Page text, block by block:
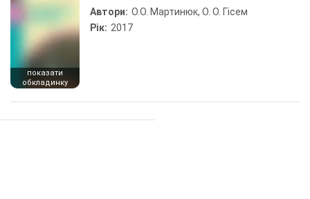
показати
обкладинку
Автори: О.О. Мартинюк, О. О. Гісем
Рік: 2017